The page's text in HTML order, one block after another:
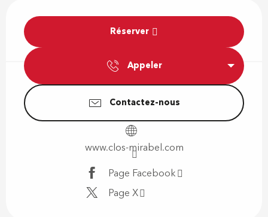
Réserver
Appeler
Contactez-nous
www.clos-mirabel.com
Page Facebook
Page X